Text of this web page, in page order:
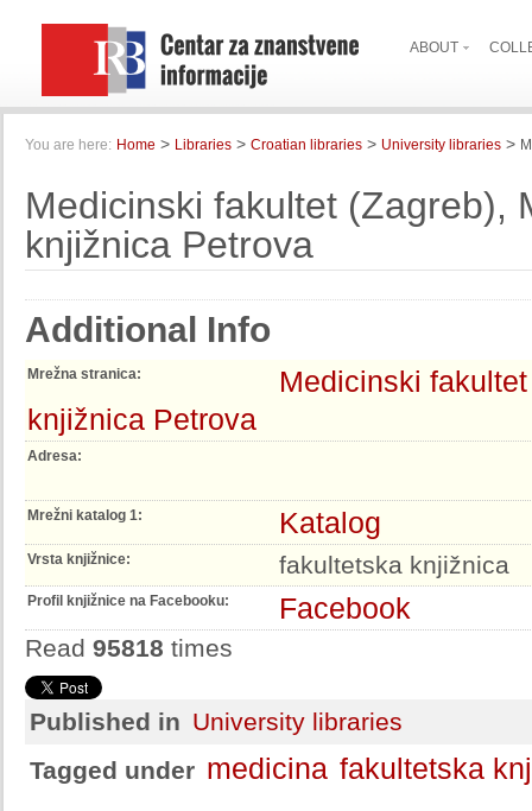
ABOUT
You are here: Home > Libraries > Croatian libraries > University libraries >
Medicinski fakultet (Zagreb),
knjižnica Petrova
Additional Info
Mrežna stranica:
Medicinski
knjižnica Petrova
Adresa:
Mrežni katalog 1: Katalog
Vrsta knjižnice: fakultetska knjižnica
Profil knjižnice na Facebooku: Facebook
Read 95818 times
Published in University libraries
Tagged under medicina fakultetska